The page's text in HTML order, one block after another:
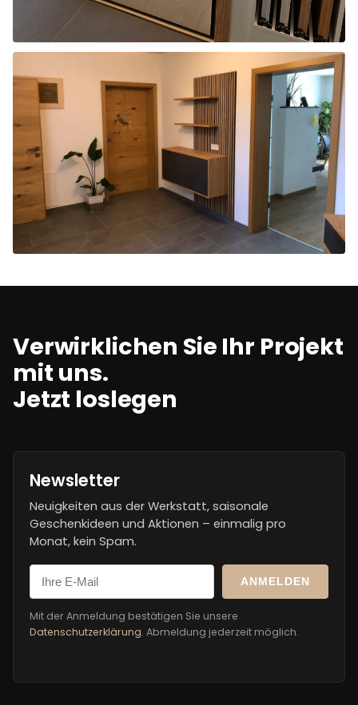
Verwirklichen Sie Ihr Projekt
mit uns.
Jetzt loslegen
Newsletter
Neuigkeiten aus der Werkstatt, saisonale
Geschenkideen und Aktionen – einmalig pro
Monat, kein Spam.
ANMELDEN
Mit der Anmeldung bestätigen Sie unsere
Datenschutzerklärung. Abmeldung jederzeit möglich.